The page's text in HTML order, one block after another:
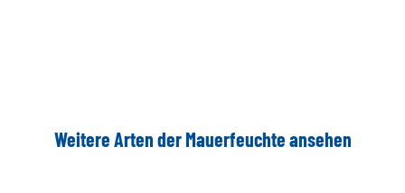
Weitere Arten der Mauerfeuchte ansehen